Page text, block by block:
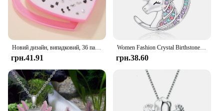
Новий дизайн, випадковий, 36 пар/лот, чудові міні-сережки, милі сніжинки, кіт, метелик, сережки-гвоздики для дівчат, модні щоденні прикраси для вух
грн.41.91
Women Fashion Crystal Birthstone Unicorn Necklace for Girl Unicorn Jewelry for Teens Girls Daughter Birthday Party Gift Collares
грн.38.60